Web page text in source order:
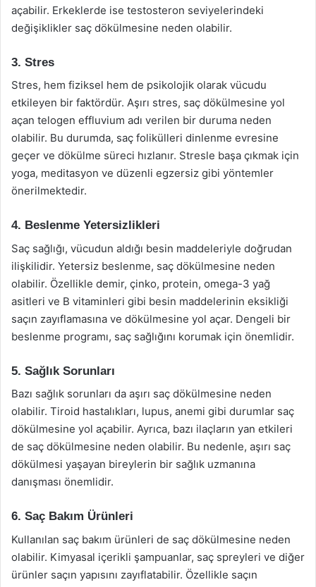
açabilir. Erkeklerde ise testosteron seviyelerindeki
değişiklikler saç dökülmesine neden olabilir.
3. Stres
Stres, hem fiziksel hem de psikolojik olarak vücudu
etkileyen bir faktördür. Aşırı stres, saç dökülmesine yol
açan telogen effluvium adı verilen bir duruma neden
olabilir. Bu durumda, saç folikülleri dinlenme evresine
geçer ve dökülme süreci hızlanır. Stresle başa çıkmak için
yoga, meditasyon ve düzenli egzersiz gibi yöntemler
önerilmektedir.
4. Beslenme Yetersizlikleri
Saç sağlığı, vücudun aldığı besin maddeleriyle doğrudan
ilişkilidir. Yetersiz beslenme, saç dökülmesine neden
olabilir. Özellikle demir, çinko, protein, omega-3 yağ
asitleri ve B vitaminleri gibi besin maddelerinin eksikliği
saçın zayıflamasına ve dökülmesine yol açar. Dengeli bir
beslenme programı, saç sağlığını korumak için önemlidir.
5. Sağlık Sorunları
Bazı sağlık sorunları da aşırı saç dökülmesine neden
olabilir. Tiroid hastalıkları, lupus, anemi gibi durumlar saç
dökülmesine yol açabilir. Ayrıca, bazı ilaçların yan etkileri
de saç dökülmesine neden olabilir. Bu nedenle, aşırı saç
dökülmesi yaşayan bireylerin bir sağlık uzmanına
danışması önemlidir.
6. Saç Bakım Ürünleri
Kullanılan saç bakım ürünleri de saç dökülmesine neden
olabilir. Kimyasal içerikli şampuanlar, saç spreyleri ve diğer
ürünler saçın yapısını zayıflatabilir. Özellikle saçın